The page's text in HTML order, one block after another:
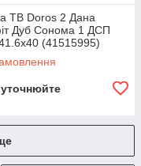
ТВ Doros 2 Дана
Дуб Сонома 1 ДСП
(41515995)
уточнюйте